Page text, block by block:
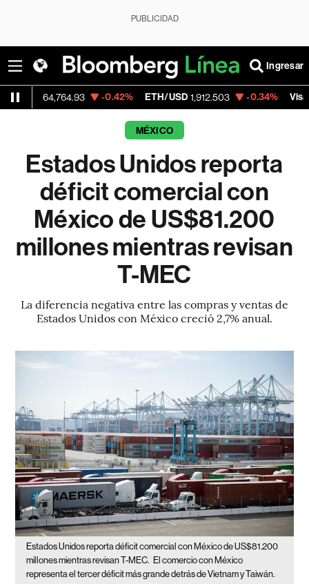
PUBLICIDAD
Ingresar
64,764.93 -0.42% ETH/USD 1,912.503 -0.34% Visa 362.50
MÉXICO
Estados Unidos reporta
déficit comercial con
México de US$81.200
millones mientras revisan
T-MEC
La diferencia negativa entre las compras y ventas de
Estados Unidos con México creció 2,7% anual.
Estados Unidos reporta déficit comercial con México de US$81.200
millones mientras revisan T-MEC. El comercio con México
representa el tercer déficit más grande detrás de Vietnam y Taiwán.